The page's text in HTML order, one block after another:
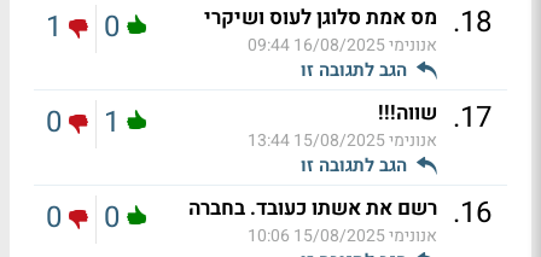
18
. מס אמת סלוגן לעוס ושיקרי
אנונימי16/08/2025 09:44
הגב לתגובה זו
0
1
17
. שווה!!!
אנונימי15/08/2025 13:44
הגב לתגובה זו
1
0
16
. רשם את אשתו כעובד. בחברה
אנונימי15/08/2025 10:06
0
0